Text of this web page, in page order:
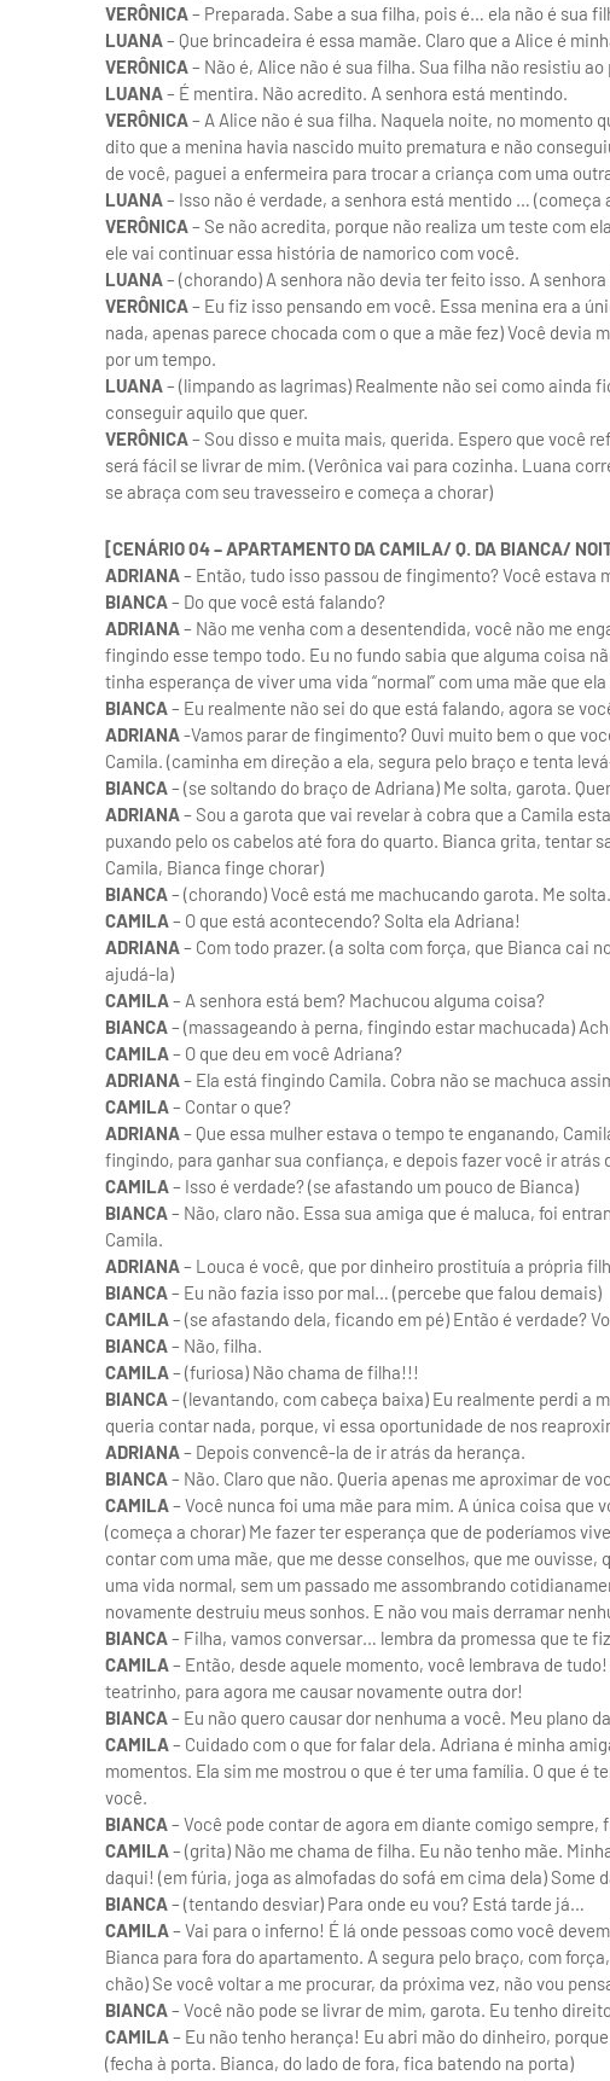
VERÔNICA– Preparada. Sabe a sua filha, pois é… ela não é sua
LUANA– Que brincadeira é essa mamãe. Claro que a Alice é
VERÔNICA– Não é, Alice não é sua filha. Sua filha não resistiu ao
LUANA– É mentira. Não acredito. A senhora está mentindo.
VERÔNICA– A Alice não é sua filha. Naquela noite, no momento
dito que a menina havia nascido muito prematura e não
de você, paguei a enfermeira para trocar a criança com uma
LUANA– Isso não é verdade, a senhora está mentido … (começa
VERÔNICA– Se não acredita, porque não realiza um teste com
ele vai continuar essa história de namorico com você.
LUANA– (chorando) A senhora não devia ter feito isso. A
VERÔNICA– Eu fiz isso pensando em você. Essa menina era a
nada, apenas parece chocada com o que a mãe fez) Você devia
por um tempo.
LUANA– (limpando as lagrimas) Realmente não sei como ainda
conseguir aquilo que quer.
VERÔNICA– Sou disso e muita mais, querida. Espero que você
será fácil se livrar de mim. (Verônica vai para cozinha. Luana
se abraça com seu travesseiro e começa a chorar)
[CENÁRIO 04 – APARTAMENTO DA CAMILA/ Q. DA BIANCA/
ADRIANA– Então, tudo isso passou de fingimento? Você estava
BIANCA– Do que você está falando?
ADRIANA– Não me venha com a desentendida, você não me
fingindo esse tempo todo. Eu no fundo sabia que alguma coisa
tinha esperança de viver uma vida “normal” com uma mãe que
BIANCA– Eu realmente não sei do que está falando, agora se
ADRIANA-Vamos parar de fingimento? Ouvi muito bem o que
Camila. (caminha em direção a ela, segura pelo braço e tenta
BIANCA– (se soltando do braço de Adriana) Me solta, garota.
ADRIANA– Sou a garota que vai revelar à cobra que a Camila
puxando pelo os cabelos até fora do quarto. Bianca grita, tentar
Camila, Bianca finge chorar)
BIANCA– (chorando) Você está me machucando garota. Me
CAMILA– O que está acontecendo? Solta ela Adriana!
ADRIANA– Com todo prazer. (a solta com força, que Bianca cai
ajudá-la)
CAMILA– A senhora está bem? Machucou alguma coisa?
BIANCA– (massageando à perna, fingindo estar machucada)
CAMILA– O que deu em você Adriana?
ADRIANA– Ela está fingindo Camila. Cobra não se machuca
CAMILA– Contar o que?
ADRIANA– Que essa mulher estava o tempo te enganando,
fingindo, para ganhar sua confiança, e depois fazer você ir atrás
CAMILA– Isso é verdade? (se afastando um pouco de Bianca)
BIANCA– Não, claro não. Essa sua amiga que é maluca, foi
Camila.
ADRIANA– Louca é você, que por dinheiro prostituía a própria
BIANCA– Eu não fazia isso por mal… (percebe que falou demais)
CAMILA– (se afastando dela, ficando em pé) Então é verdade?
BIANCA– Não, filha.
CAMILA– (furiosa) Não chama de filha!!!
BIANCA– (levantando, com cabeça baixa) Eu realmente perdi a
queria contar nada, porque, vi essa oportunidade de nos
ADRIANA– Depois convencê-la de ir atrás da herança.
BIANCA– Não. Claro que não. Queria apenas me aproximar de
CAMILA– Você nunca foi uma mãe para mim. A única coisa que
(começa a chorar) Me fazer ter esperança que de poderíamos
contar com uma mãe, que me desse conselhos, que me
uma vida normal, sem um passado me assombrando
novamente destruiu meus sonhos. E não vou mais derramar
BIANCA– Filha, vamos conversar… lembra da promessa que te
CAMILA– Então, desde aquele momento, você lembrava de
teatrinho, para agora me causar novamente outra dor!
BIANCA– Eu não quero causar dor nenhuma a você. Meu plano
CAMILA– Cuidado com o que for falar dela. Adriana é minha
momentos. Ela sim me mostrou o que é ter uma família. O que é
você.
BIANCA– Você pode contar de agora em diante comigo sempre,
CAMILA– (grita) Não me chama de filha. Eu não tenho mãe.
daqui! (em fúria, joga as almofadas do sofá em cima dela) Some
BIANCA– (tentando desviar) Para onde eu vou? Está tarde já…
CAMILA– Vai para o inferno! É lá onde pessoas como você
Bianca para fora do apartamento. A segura pelo braço, com
chão) Se você voltar a me procurar, da próxima vez, não vou
BIANCA– Você não pode se livrar de mim, garota. Eu tenho
CAMILA– Eu não tenho herança! Eu abri mão do dinheiro,
(fecha à porta. Bianca, do lado de fora, fica batendo na porta)